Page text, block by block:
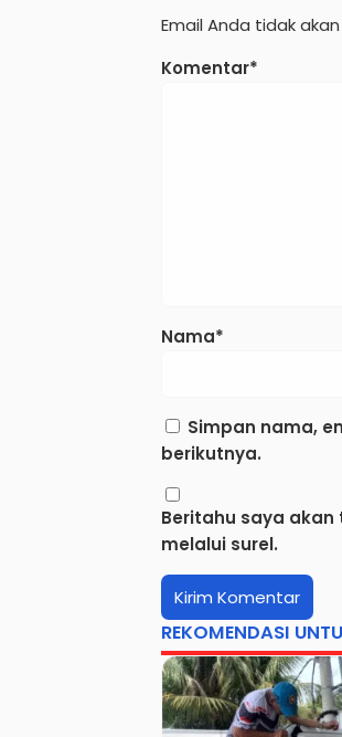
Email Anda tidak
Komentar*
Nama*
Simpan nama,
berikutnya.
Beritahu saya
melalui surel.
REKOMENDASI